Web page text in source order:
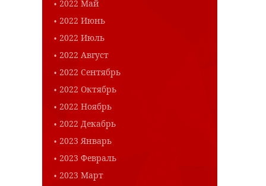
2022 Май
2022 Июнь
2022 Июль
2022 Август
2022 Сентябрь
2022 Октябрь
2022 Ноябрь
2022 Декабрь
2023 Январь
2023 Февраль
2023 Март